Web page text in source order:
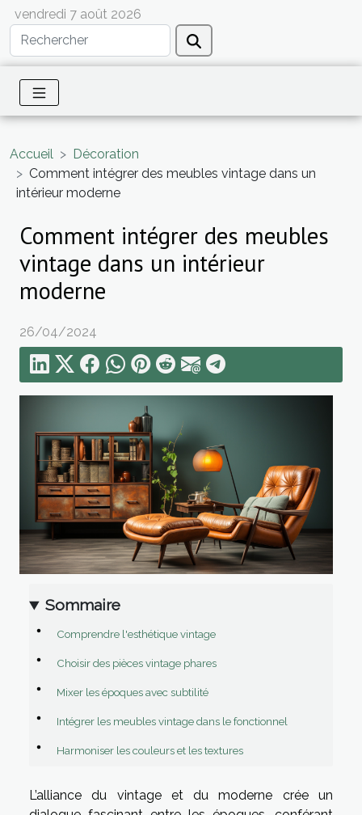
vendredi 7 août 2026
Accueil
Décoration
Comment intégrer des meubles vintage dans un
intérieur moderne
Comment intégrer des meubles
vintage dans un intérieur
moderne
26/04/2024
Sommaire
Comprendre l'esthétique vintage
Choisir des pièces vintage phares
Mixer les époques avec subtilité
Intégrer les meubles vintage dans le fonctionnel
Harmoniser les couleurs et les textures
L’alliance du vintage et du moderne crée un